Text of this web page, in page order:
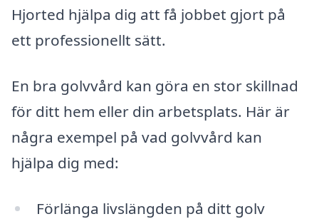
Hjorted hjälpa dig att få jobbet gjort på
ett professionellt sätt.
En bra golvvård kan göra en stor skillnad
för ditt hem eller din arbetsplats. Här är
några exempel på vad golvvård kan
hjälpa dig med:
Förlänga livslängden på ditt golv